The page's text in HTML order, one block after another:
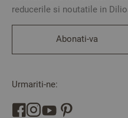
reducerile si noutatile in
Abonati-va
Urmariti-ne: